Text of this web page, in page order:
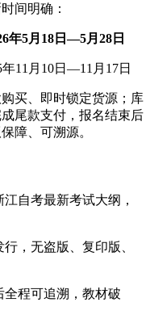
间明确：
年5月18日—5月28日
11月10日—11月17日
买、即时锁定货源；库
尾款支付，报名结束后
障、可溯源。
自考最新考试大纲，
，无盗版、复印版、
程可追溯，教材破